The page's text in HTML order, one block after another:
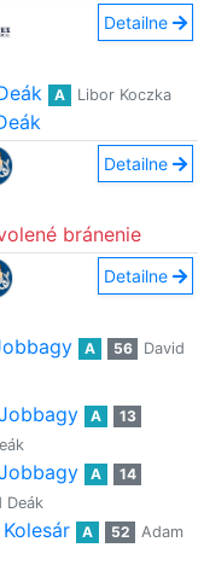
Detailne
A
Libor Koczka
Detailne
bránenie
Detailne
A 56
David
A
13
A
14
Deák
A 52
Adam